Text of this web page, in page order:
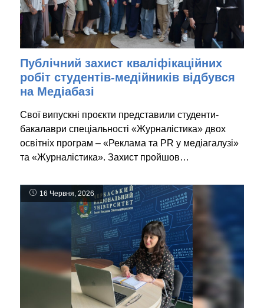
Публічний захист кваліфікаційних
робіт студентів-медійників відбувся
на Медіабазі
Свої випускні проєкти представили студенти-
бакалаври спеціальності «Журналістика» двох
освітніх програм – «Реклама та PR у медіагалузі»
та «Журналістика». Захист пройшов…
16 Червня, 2026